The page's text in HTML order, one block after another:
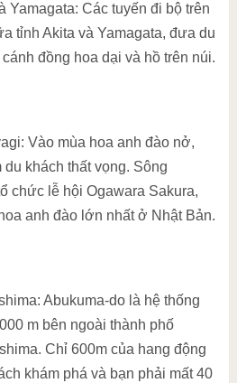
Yamagata: Các tuyến đi bộ trên
tỉnh Akita và Yamagata, đưa du
đồng hoa dại và hồ trên núi.
Vào mùa hoa anh đào nở,
khách thất vọng. Sông
chức lễ hội Ogawara Sakura,
anh đào lớn nhất ở Nhật Bản.
Abukuma-do là hệ thống
m bên ngoài thành phố
Chỉ 600m của hang động
khám phá và bạn phải mất 40